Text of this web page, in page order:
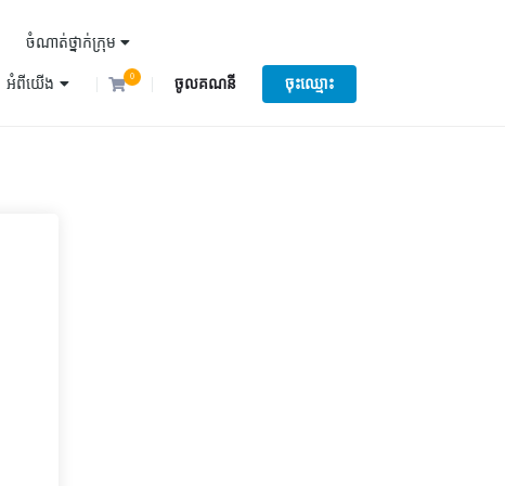
ចំណាត់ថ្នាក់ក្រុម
អំពីយើង 0 ចូលគណនី ចុះឈ្មោះ